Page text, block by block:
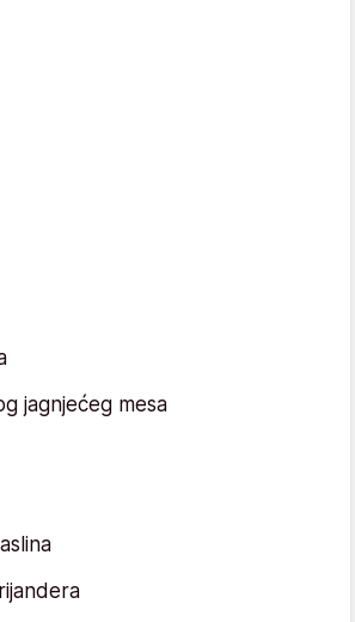
jagnjećeg mesa